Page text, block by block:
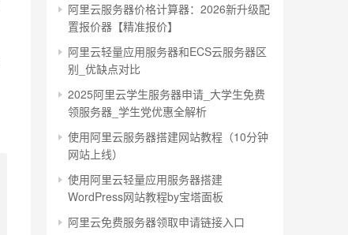
阿里云服务器价格计算器：2026新升级配
置报价器【精准报价】
阿里云轻量应用服务器和ECS云服务器区
别_优缺点对比
2025阿里云学生服务器申请_大学生免费
领服务器_学生党优惠全解析
使用阿里云服务器搭建网站教程（10分钟
网站上线）
使用阿里云轻量应用服务器搭建
WordPress网站教程by宝塔面板
阿里云免费服务器领取申请链接入口